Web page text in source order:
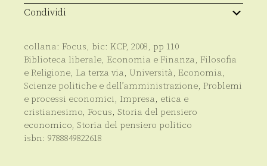
Condividi
collana: Focus, bic: KCP, 2008, pp 110
Biblioteca liberale, Economia e Finanza, Filosofia
e Religione, La terza via, Università, Economia,
Scienze politiche e dell’amministrazione, Problemi
e processi economici, Impresa, etica e
cristianesimo, Focus, Storia del pensiero
economico, Storia del pensiero politico
isbn: 9788849822618